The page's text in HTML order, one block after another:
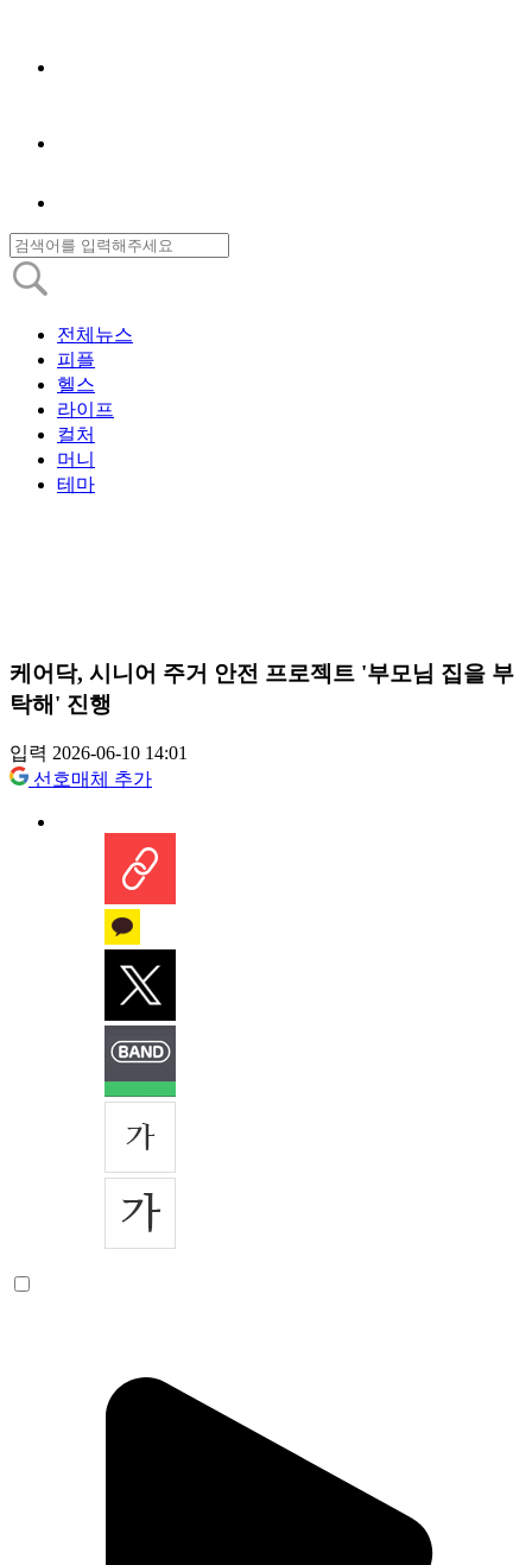
전체뉴스
피플
헬스
라이프
컬처
머니
테마
케어닥, 시니어 주거 안전 프로젝트 '부모님 집을 부
탁해' 진행
입력 2026-06-10 14:01
선호매체 추가